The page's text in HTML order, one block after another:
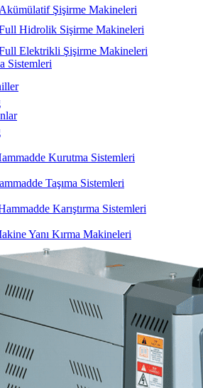
Akümülatif Şişirme Makineleri
Hidrolik Sişirme Makineleri
Elektrikli Şişirme Makineleri
Sistemleri
Kurutma Sistemleri
Taşıma Sistemleri
Karıştırma Sistemleri
Yanı Kırma Makineleri